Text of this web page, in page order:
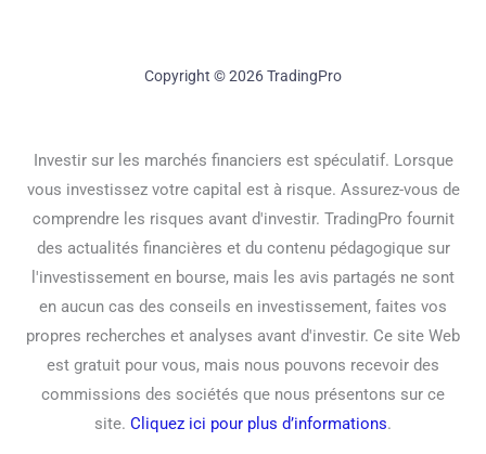
Copyright © 2026 TradingPro
Investir sur les marchés financiers est spéculatif. Lorsque
vous investissez votre capital est à risque. Assurez-vous de
comprendre les risques avant d'investir. TradingPro fournit
des actualités financières et du contenu pédagogique sur
l'investissement en bourse, mais les avis partagés ne sont
en aucun cas des conseils en investissement, faites vos
propres recherches et analyses avant d'investir. Ce site Web
est gratuit pour vous, mais nous pouvons recevoir des
commissions des sociétés que nous présentons sur ce
site. Cliquez ici pour plus d’informations.